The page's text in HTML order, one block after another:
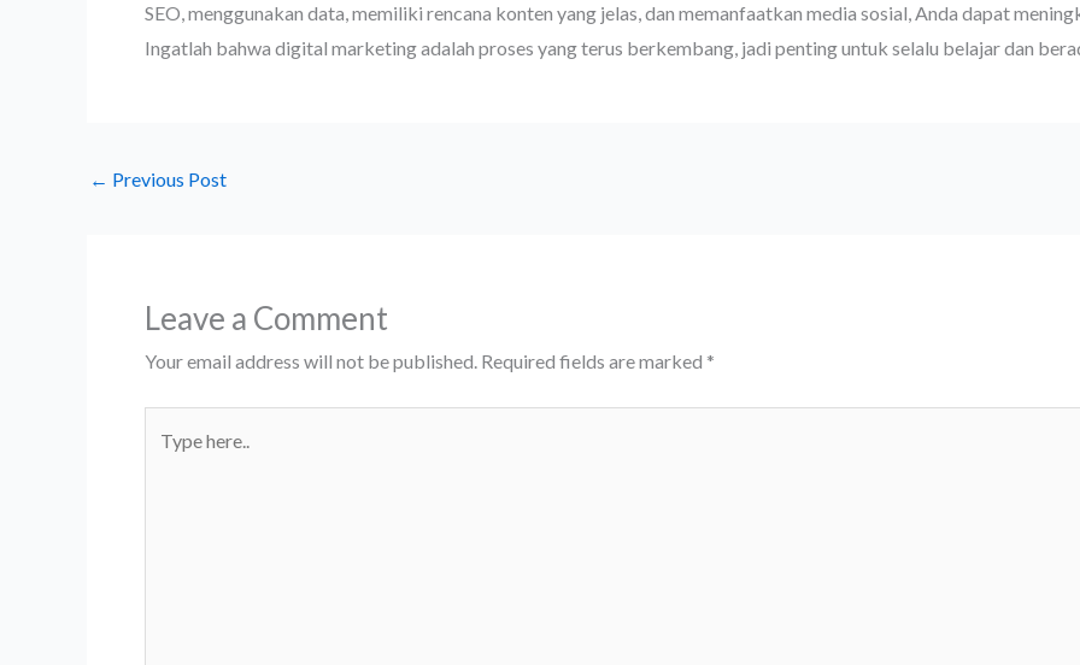
SEO, menggunakan data, memiliki rencana konten yang jelas, dan memanfaatkan media sosial, Anda dapat
Ingatlah bahwa digital marketing adalah proses yang terus berkembang, jadi penting untuk selalu belajar dan
← Previous Post
Leave a Comment
Your email address will not be published. Required fields are marked *
here..